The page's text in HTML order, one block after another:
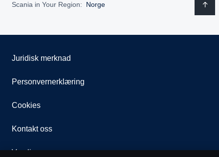
Scania in Your Region: Norge
Juridisk merknad
Personvernerklæring
Cookies
Kontakt oss
Varsling